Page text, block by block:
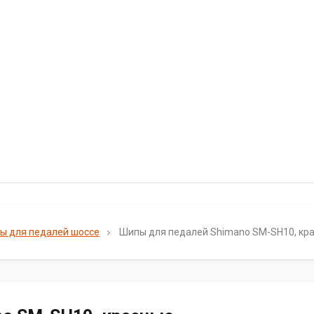
для педалей шоссе Шипы для педалей Shimano SM-SH10,